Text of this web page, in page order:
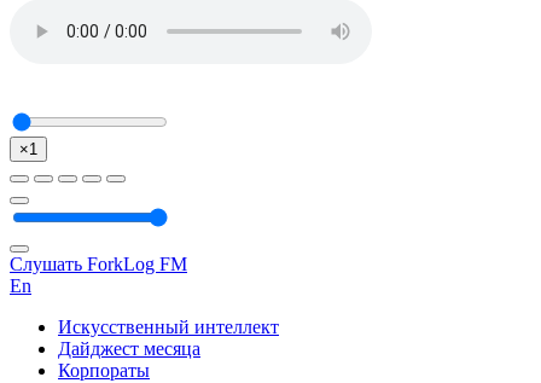
×1
Слушать ForkLog FM
En
Искусственный интеллект
Дайджест месяца
Корпораты